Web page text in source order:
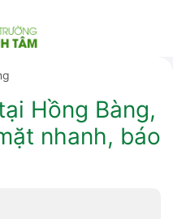
Hồng Bàng,
nhanh, báo